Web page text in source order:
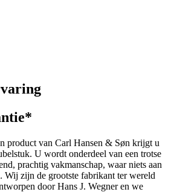
product van Carl Hansen & Søn krijgt u
U wordt onderdeel van een trotse
prachtig vakmanschap, waar niets aan
Wij zijn de grootste fabrikant ter wereld
door Hans J. Wegner en we